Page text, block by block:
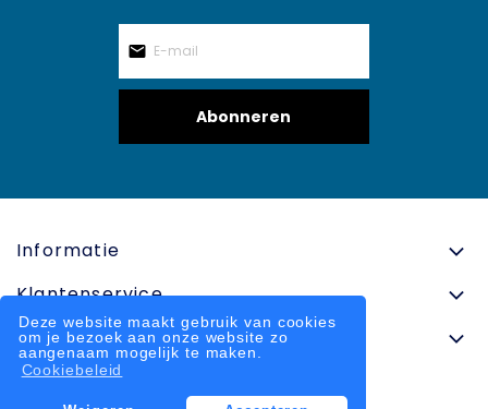
Deze website maakt gebruik van cookies
om je bezoek aan onze website zo
aangenaam mogelijk te maken.
Cookiebeleid
Abonneren
Informatie
Klantenservice
Contactinformatie